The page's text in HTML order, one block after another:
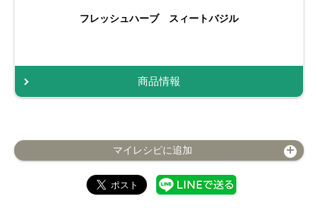
フレッシュハーブ スィートバジル
商品情報
マイレシピに追加